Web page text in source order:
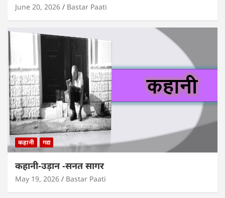
June 20, 2026 Bastar Paati
कहानी गद्य
कहानी-उड़ान -सनत सागर
May 19, 2026 Bastar Paati